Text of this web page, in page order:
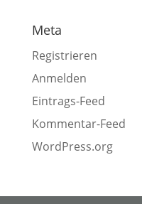
Meta
Registrieren
Anmelden
Eintrags-Feed
Kommentar-Feed
WordPress.org